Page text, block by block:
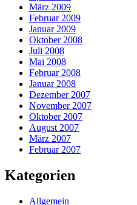
März 2009
Februar 2009
Januar 2009
Oktober 2008
Juli 2008
Mai 2008
Februar 2008
Januar 2008
Dezember 2007
November 2007
Oktober 2007
August 2007
März 2007
Februar 2007
Kategorien
Allgemein